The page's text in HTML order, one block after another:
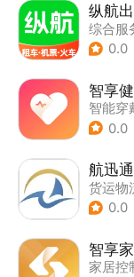
纵航
综合服
0.0
智享
智能穿
0.0
航迅通
货运物
0.0
智享家
家居控